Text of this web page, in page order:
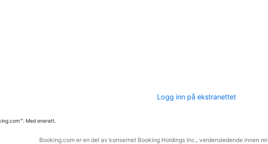
Logg inn på ekstranettet
Med enerett.
Booking.com er en del av konsernet Booking Holdings Inc., verdensledende innen